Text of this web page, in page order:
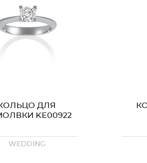
ДЛЯ
KE00922
WEDDING